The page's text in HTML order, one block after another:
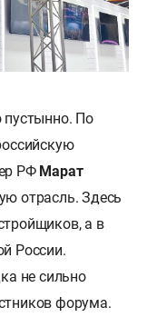
пустынно. По
РФ Марат
отрасль. Здесь
а в
России.
не сильно
форума.